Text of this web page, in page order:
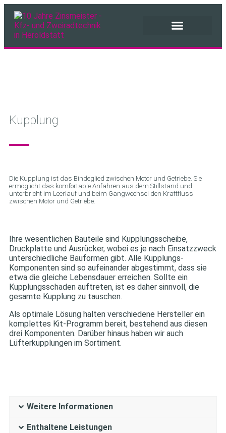
Kupplung
Die Kupplung ist das Bindeglied zwischen Motor und Getriebe. Sie
ermöglicht das komfortable Anfahren aus dem Stillstand und
unterbricht im Leerlauf und beim Gangwechsel den Kraftfluss
zwischen Motor und Getriebe.
Ihre wesentlichen Bauteile sind Kupplungsscheibe,
Druckplatte und Ausrücker, wobei es je nach Einsatzzweck
unterschiedliche Bauformen gibt. Alle Kupplungs-
Komponenten sind so aufeinander abgestimmt, dass sie
etwa die gleiche Lebensdauer erreichen. Sollte ein
Kupplungsschaden auftreten, ist es daher sinnvoll, die
gesamte Kupplung zu tauschen.
Als optimale Lösung halten verschiedene Hersteller ein
komplettes Kit-Programm bereit, bestehend aus diesen
drei Komponenten. Darüber hinaus haben wir auch
Lüfterkupplungen im Sortiment.
Weitere Informationen
Enthaltene Leistungen